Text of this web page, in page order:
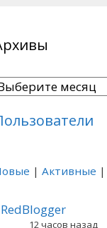
| Активные |
RedBlogger
12 часов назад